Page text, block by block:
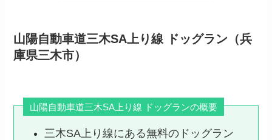
山陽自動車道三木SA上り線 ドッグラン（兵
庫県三木市）
山陽自動車道三木SA上り線 ドッグランの概要
三木SA上り線にある無料のドッグラン